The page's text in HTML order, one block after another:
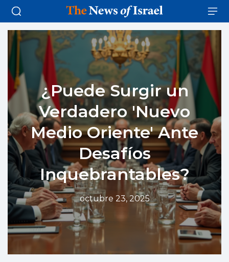
¿Puede Surgir un
Verdadero 'Nuevo
Medio Oriente' Ante
Desafíos
Inquebrantables?
octubre 23, 2025